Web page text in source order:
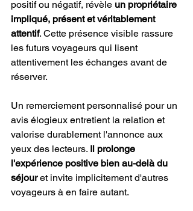
positif ou négatif, révèle un propriétaire
impliqué, présent et véritablement
attentif. Cette présence visible rassure
les futurs voyageurs qui lisent
attentivement les échanges avant de
réserver.
Un remerciement personnalisé pour un
avis élogieux entretient la relation et
valorise durablement l'annonce aux
yeux des lecteurs. Il prolonge
l'expérience positive bien au-delà du
séjour et invite implicitement d'autres
voyageurs à en faire autant.